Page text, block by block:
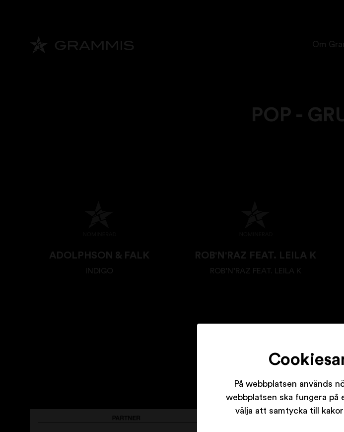
Om
POP -
ADOLPHSON & FALK
INDIGO
ROB'N'RAZ FEAT. LEILA K
ROB’N’RAZ FEAT. LEILA K
Våra
På webbplatsen används
webbplatsen ska fungera på
välja att samtycka till